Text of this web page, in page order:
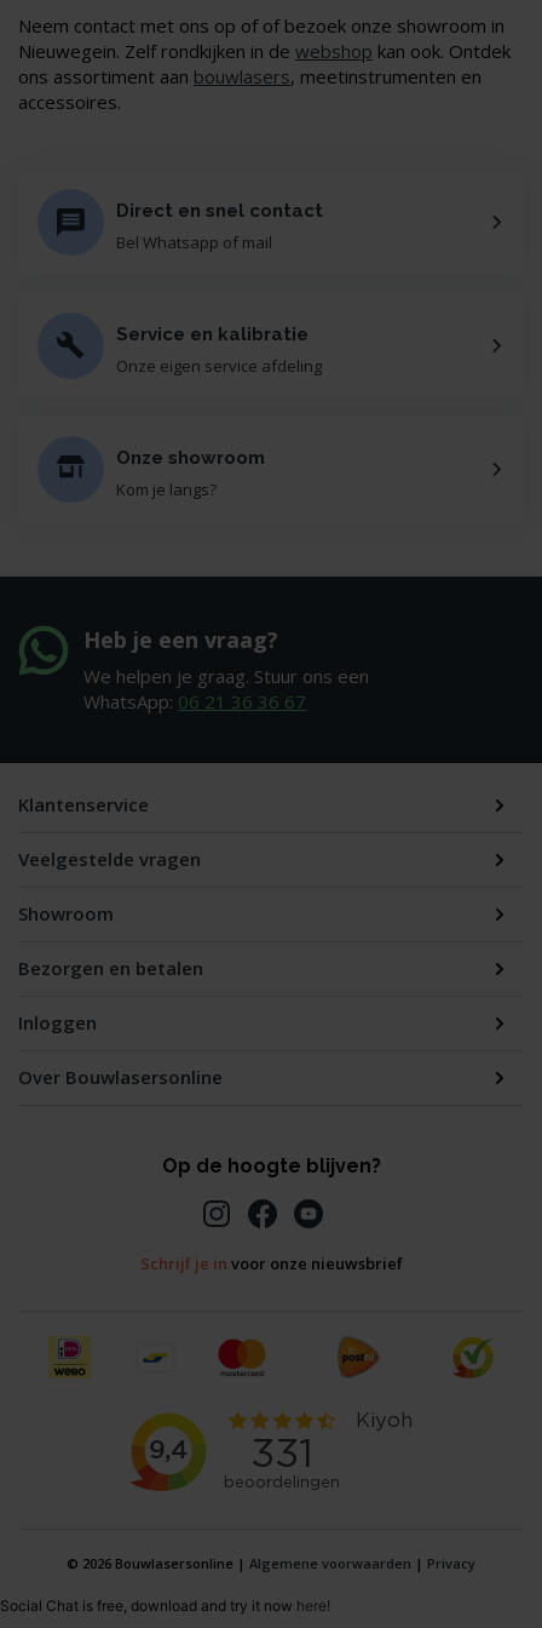
Neem contact met ons op of of bezoek onze showroom in
Nieuwegein. Zelf rondkijken in de webshop kan ook. Ontdek
ons assortiment aan bouwlasers, meetinstrumenten en
accessoires.
Direct en snel contact
Bel Whatsapp of mail
Service en kalibratie
Onze eigen service afdeling
Onze showroom
Kom je langs?
Heb je een vraag?
We helpen je graag. Stuur ons een
WhatsApp: 06 21 36 36 67
Klantenservice
Veelgestelde vragen
Showroom
Bezorgen en betalen
Inloggen
Over Bouwlasersonline
Op de hoogte blijven?
Schrijf je in voor onze nieuwsbrief
© 2026 Bouwlasersonline | Algemene voorwaarden | Privacy
Social Chat is free, download and try it now here!